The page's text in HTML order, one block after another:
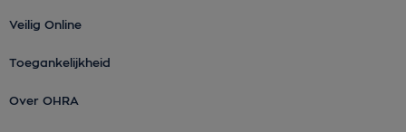
Veilig Online
Toegankelijkheid
Over OHRA